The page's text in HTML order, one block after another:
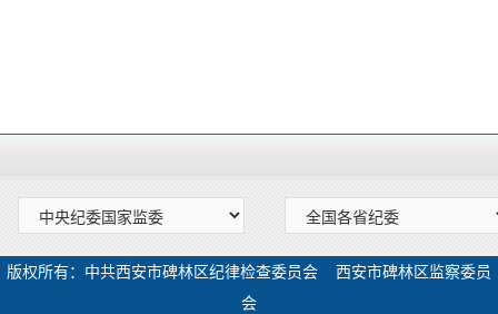
版权所有：中共西安市碑林区纪律检查委员会 西安市碑林区监察委员
会